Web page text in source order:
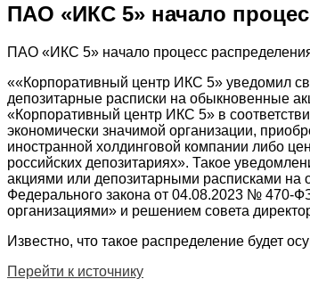
ПАО «ИКС 5» начало
ПАО «ИКС 5» начало процесс
««Корпоративный центр ИКС 5» уведомил
депозитарные расписки на обыкновенные
«Корпоративный центр ИКС 5» в
экономически значимой организации,
иностранной холдинговой компании либо
российских депозитариях». Такое
акциями или депозитарными расписками на
Федерального закона от 04.08.2023 № 470-
организациями» и решением совета
Известно, что такое распределение будет
Перейти к источнику